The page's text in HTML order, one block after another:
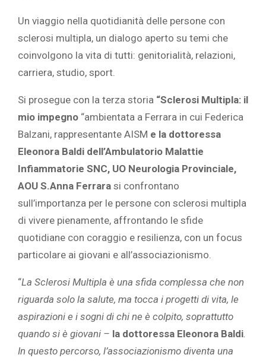
Un viaggio nella quotidianità delle persone con
sclerosi multipla, un dialogo aperto su temi che
coinvolgono la vita di tutti: genitorialità, relazioni,
carriera, studio, sport.
Si prosegue con la terza storia “Sclerosi Multipla: il
mio impegno “ambientata a Ferrara in cui Federica
Balzani, rappresentante AISM e la dottoressa
Eleonora Baldi dell’Ambulatorio Malattie
Infiammatorie SNC, UO Neurologia Provinciale,
AOU S.Anna Ferrara si confrontano
sull’importanza per le persone con sclerosi multipla
di vivere pienamente, affrontando le sfide
quotidiane con coraggio e resilienza, con un focus
particolare ai giovani e all’associazionismo.
“La Sclerosi Multipla è una sfida complessa che non
riguarda solo la salute, ma tocca i progetti di vita, le
aspirazioni e i sogni di chi ne è colpito, soprattutto
quando si è giovani – la dottoressa Eleonora Baldi.
In questo percorso, l’associazionismo diventa una